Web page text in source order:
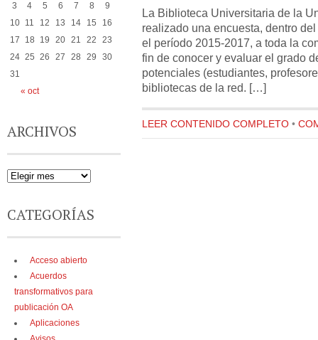
La Biblioteca Universitaria de la
realizado una encuesta, dentro
el período 2015-2017, a toda la
fin de conocer y evaluar el grado
potenciales (estudiantes,
bibliotecas de la red. […]
LEER CONTENIDO COMPLETO •
« oct
3
4 5 6 7 8
9
10
11 12 13 14 15
16
17
18 19 20 21 22
23
24 25 26 27 28 29
30
31
ARCHIVOS
CATEGORÍAS
Acceso abierto
Acuerdos
transformativos para
publicación OA
Aplicaciones